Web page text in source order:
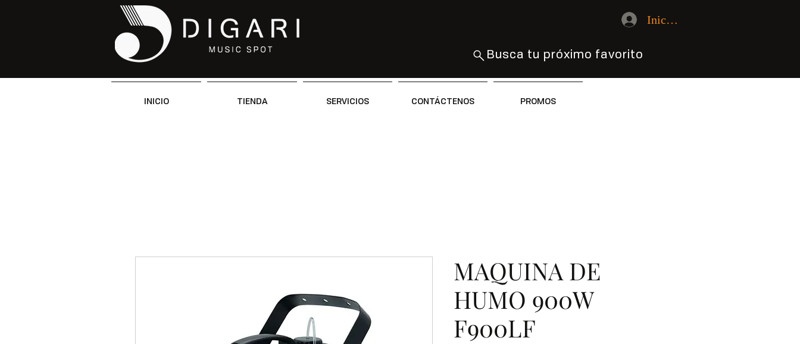
Iniciar sesión
Busca tu próximo favorito
INICIO TIENDA SERVICIOS CONTÁCTENOS PROMOS
MAQUINA DE
HUMO 900W
F900LF